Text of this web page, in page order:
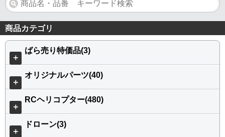
商品カテゴリ
＋
ばら売り特価品(3)
＋
オリジナルパーツ(40)
＋
RCヘリコプター(480)
＋
ドローン(3)